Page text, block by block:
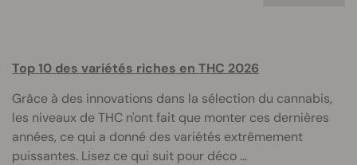
Top 10 des variétés riches en THC 2026
Grâce à des innovations dans la sélection du cannabis,
les niveaux de THC n'ont fait que monter ces dernières
années, ce qui a donné des variétés extrêmement
puissantes. Lisez ce qui suit pour déco ...